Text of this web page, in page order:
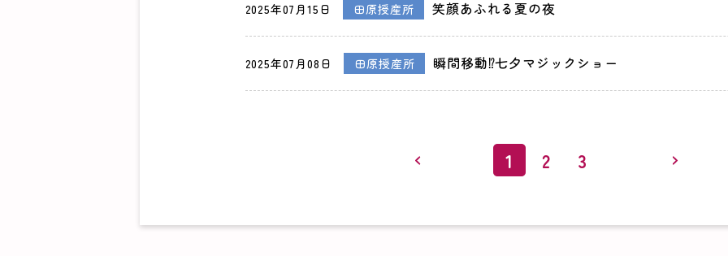
2025年07月15日 田原授産所 笑顔あふれる夏の夜
2025年07月08日 田原授産所 瞬間移動⁉七夕マジックショー
1 2 3